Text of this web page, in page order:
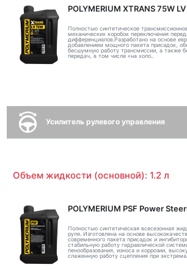
POLYMERIUM XTRANS 75W
Полностью синтетическое
механических коробок переключения
дифференциалов.Разработано на основе
добавлением мощного пакета присадок,
бесшумную работу трансмиссии, а также
передач, в том числе «на холо..
Усилитель рулевого управления
Объем жидкости (основной): 1.2 л
POLYMERIUM PSF Power
Полностью синтетическая всесезонная
руля. Изготовлена на основе
современного пакета присадок и
стабильную работу гидравлической
пенообразования, износа и коррозии,
слаженную работу сцепления при